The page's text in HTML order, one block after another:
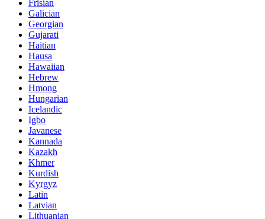
Frisian
Galician
Georgian
Gujarati
Haitian
Hausa
Hawaiian
Hebrew
Hmong
Hungarian
Icelandic
Igbo
Javanese
Kannada
Kazakh
Khmer
Kurdish
Kyrgyz
Latin
Latvian
Lithuanian